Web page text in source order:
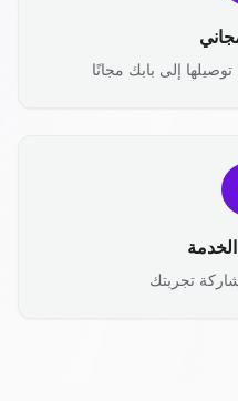
إلى بابك مجانًا
تجربتك